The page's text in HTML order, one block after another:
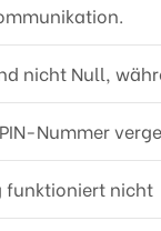
nicht Null,
Nummer
funktioniert nicht